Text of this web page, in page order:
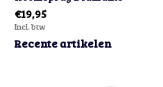
€19,95
Incl. btw
Recente artikelen